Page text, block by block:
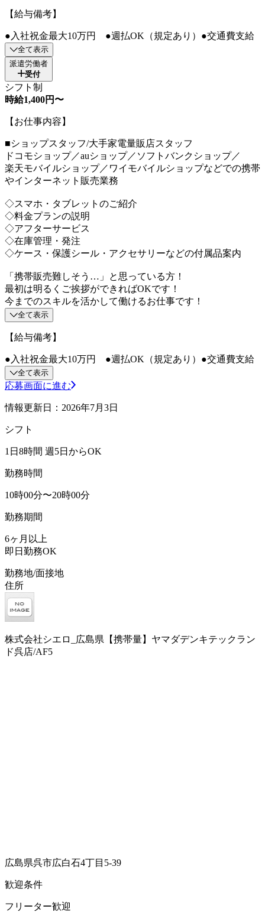
【給与備考】
●入社祝金最大10万円 ●週払OK（規定あり）●交通費支給
全て表示
派遣労働者
受付
シフト制
時給1,400円〜
【お仕事内容】
■ショップスタッフ/大手家電量販店スタッフ
ドコモショップ／auショップ／ソフトバンクショップ／
楽天モバイルショップ／ワイモバイルショップなどでの携帯
やインターネット販売業務
◇スマホ・タブレットのご紹介
◇料金プランの説明
◇アフターサービス
◇在庫管理・発注
◇ケース・保護シール・アクセサリーなどの付属品案内
「携帯販売難しそう…」と思っている方！
最初は明るくご挨拶ができればOKです！
今までのスキルを活かして働けるお仕事です！
全て表示
【給与備考】
●入社祝金最大10万円 ●週払OK（規定あり）●交通費支給
全て表示
応募画面に進む
情報更新日：2026年7月3日
シフト
1日8時間 週5日からOK
勤務時間
10時00分〜20時00分
勤務期間
6ヶ月以上
即日勤務OK
勤務地/面接地
住所
株式会社シエロ_広島県【携帯量】ヤマダデンキテックラン
ド呉店/AF5
広島県呉市広白石4丁目5-39
歓迎条件
フリーター歓迎